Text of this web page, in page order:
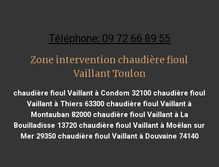
Téléphone: 09 72 66 89 55
Zone intervention chaudière fioul
Vaillant Toulon
chaudière fioul Vaillant à Condom 32100 chaudière fioul
Vaillant à Thiers 63300 chaudière fioul Vaillant à
Montauban 82000chaudière fioul Vaillant à La
Bouilladisse 13720 chaudière fioul Vaillant à Moëlan sur
Mer 29350chaudière fioul Vaillant à Douvaine 74140